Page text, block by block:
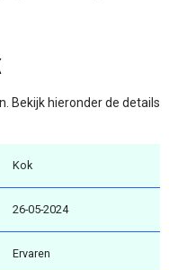
Bekijk hieronder de details
Kok
26-05-2024
Ervaren